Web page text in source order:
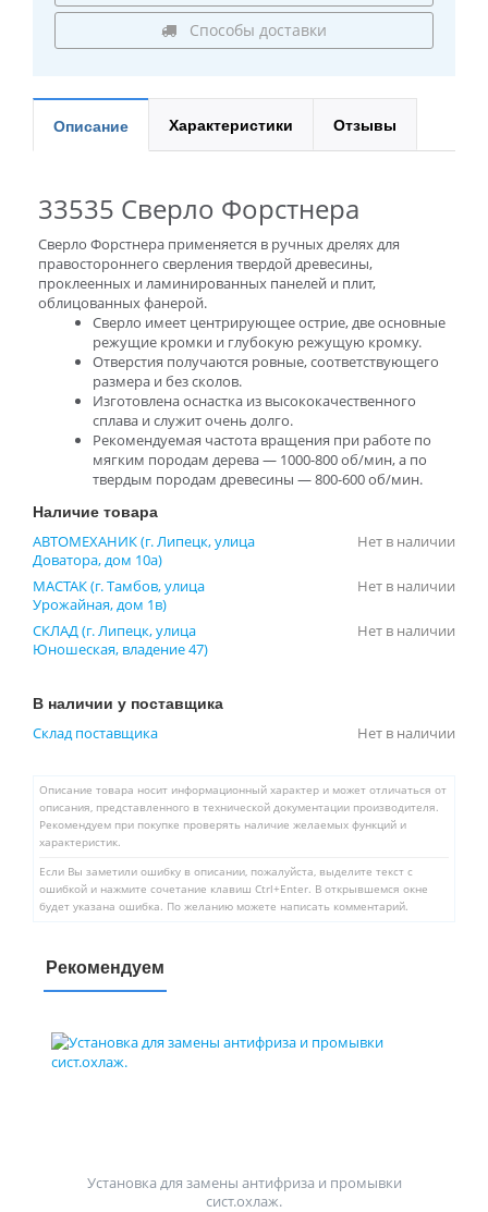
Способы доставки
Описание Характеристики Отзывы
33535 Сверло Форстнера
Сверло Форстнера применяется в ручных дрелях для
правостороннего сверления твердой древесины,
проклеенных и ламинированных панелей и плит,
облицованных фанерой.
Сверло имеет центрирующее острие, две основные
режущие кромки и глубокую режущую кромку.
Отверстия получаются ровные, соответствующего
размера и без сколов.
Изготовлена оснастка из высококачественного
сплава и служит очень долго.
Рекомендуемая частота вращения при работе по
мягким породам дерева — 1000-800 об/мин, а по
твердым породам древесины — 800-600 об/мин.
Наличие товара
АВТОМЕХАНИК (г. Липецк, улица
Доватора, дом 10а)
Нет в наличии
МАСТАК (г. Тамбов, улица
Урожайная, дом 1в)
Нет в наличии
СКЛАД (г. Липецк, улица
Юношеская, владение 47)
Нет в наличии
В наличии у поставщика
Склад поставщика Нет в наличии
Описание товара носит информационный характер и может отличаться от
описания, представленного в технической документации производителя.
Рекомендуем при покупке проверять наличие желаемых функций и
характеристик.
Если Вы заметили ошибку в описании, пожалуйста, выделите текст с
ошибкой и нажмите сочетание клавиш Ctrl+Enter. В открывшемся окне
будет указана ошибка. По желанию можете написать комментарий.
Рекомендуем
Установка для замены антифриза и промывки
сист.охлаж.